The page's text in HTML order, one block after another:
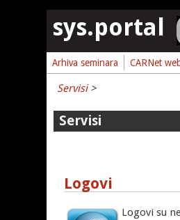
sys.portal
Arhiva seminara CARNet
Servisi>
Servisi
Logovi
Logovi su